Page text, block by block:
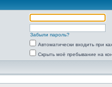
Забыли пароль?
Автоматически входить при
Скрыть моё пребывание на